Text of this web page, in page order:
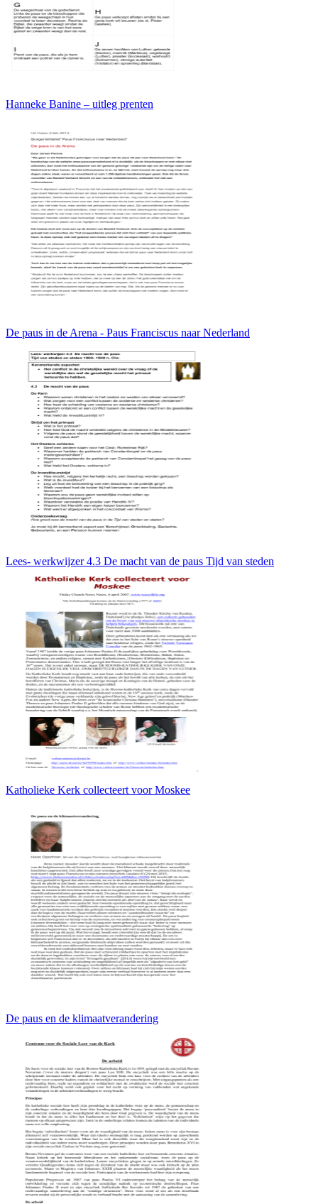
Hanneke Banine – uitleg prenten
De paus in de Arena - Paus Franciscus naar Nederland
Lees- werkwijzer 4.3 De macht van de paus Tijd van steden
Katholieke Kerk collecteert voor Moskee
De paus en de klimaatverandering